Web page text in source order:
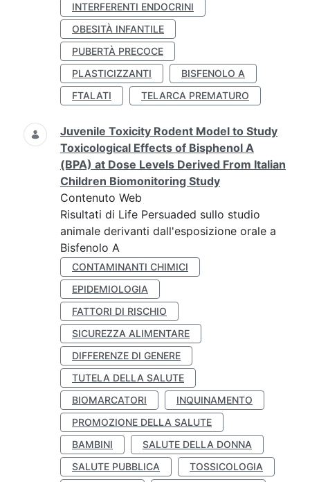
INTERFERENTI ENDOCRINI
OBESITÀ INFANTILE
PUBERTÀ PRECOCE
PLASTICIZZANTI
BISFENOLO A
FTALATI
TELARCA PREMATURO
Juvenile Toxicity Rodent Model to Study
Toxicological Effects of Bisphenol A
(BPA) at Dose Levels Derived From Italian
Children Biomonitoring Study
Contenuto Web
Risultati di Life Persuaded sullo studio
animale derivanti dall'esposizione orale a
Bisfenolo A
CONTAMINANTI CHIMICI
EPIDEMIOLOGIA
FATTORI DI RISCHIO
SICUREZZA ALIMENTARE
DIFFERENZE DI GENERE
TUTELA DELLA SALUTE
BIOMARCATORI
INQUINAMENTO
PROMOZIONE DELLA SALUTE
BAMBINI
SALUTE DELLA DONNA
SALUTE PUBBLICA
TOSSICOLOGIA